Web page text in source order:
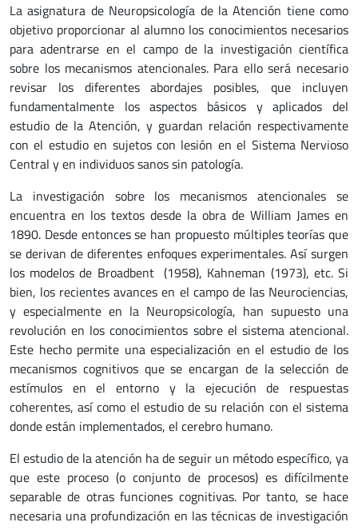
La asignatura de Neuropsicología de la Atención tiene como
objetivo proporcionar al alumno los conocimientos necesarios
para adentrarse en el campo de la investigación científica
sobre los mecanismos atencionales. Para ello será necesario
revisar los diferentes abordajes posibles, que incluyen
fundamentalmente los aspectos básicos y aplicados del
estudio de la Atención, y guardan relación respectivamente
con el estudio en sujetos con lesión en el Sistema Nervioso
Central y en individuos sanos sin patología.
La investigación sobre los mecanismos atencionales se
encuentra en los textos desde la obra de William James en
1890. Desde entonces se han propuesto múltiples teorías que
se derivan de diferentes enfoques experimentales. Así surgen
los modelos de Broadbent (1958), Kahneman (1973), etc. Si
bien, los recientes avances en el campo de las Neurociencias,
y especialmente en la Neuropsicología, han supuesto una
revolución en los conocimientos sobre el sistema atencional.
Este hecho permite una especialización en el estudio de los
mecanismos cognitivos que se encargan de la selección de
estímulos en el entorno y la ejecución de respuestas
coherentes, así como el estudio de su relación con el sistema
donde están implementados, el cerebro humano.
El estudio de la atención ha de seguir un método específico, ya
que este proceso (o conjunto de procesos) es difícilmente
separable de otras funciones cognitivas. Por tanto, se hace
necesaria una profundización en las técnicas de investigación